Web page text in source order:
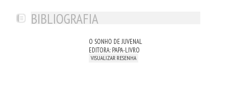
BIBLIOGRAFIA
O SONHO DE JUVENAL
EDITORA: PAPA-LIVRO
VISUALIZAR RESENHA